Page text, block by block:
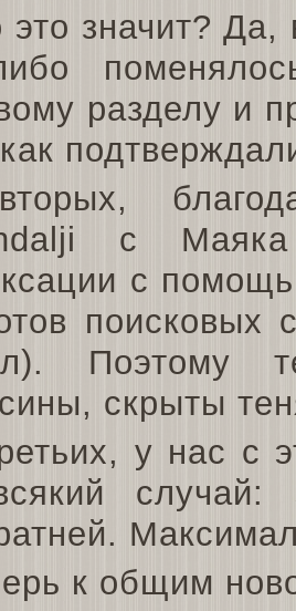
это значит?
разделу и
с
с
поисковых
Поэтому
скрыты
у нас с
случай:
к общим